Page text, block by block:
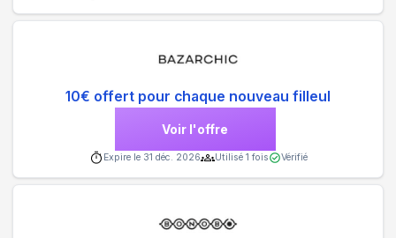
10€ offert pour chaque nouveau filleul
Voir l'offre
Expire le 31 déc. 2026 Utilisé 1 fois Vérifié